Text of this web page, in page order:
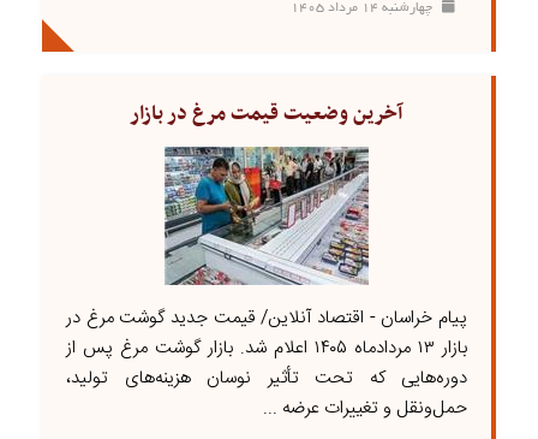
چهارشنبه ۱۴ مرداد ۱۴۰۵
آخرین وضعیت قیمت مرغ در بازار
پیام خراسان - اقتصاد آنلاین/ قیمت جدید گوشت مرغ در
بازار ۱۳ مردادماه ۱۴۰۵ اعلام شد. بازار گوشت مرغ پس از
دوره‌هایی که تحت تأثیر نوسان هزینه‌های تولید،
حمل‌ونقل و تغییرات عرضه ...